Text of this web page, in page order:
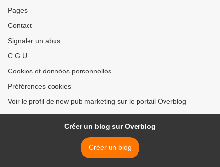
Pages
Contact
Signaler un abus
C.G.U.
Cookies et données personnelles
Préférences cookies
Voir le profil de new pub marketing sur le portail Overblog
Créer un blog sur Overblog
Créer un blog